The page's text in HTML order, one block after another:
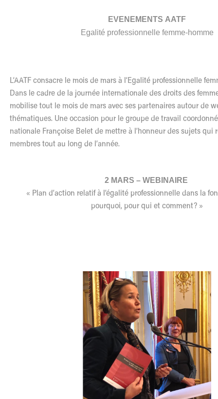
EVENEMENTS AATF
Egalité professionnelle femme-homme
L‘AATF consacre le mois de mars à ‘Egalité professionnelle
Dans le cadre de la journée internationale des droits des
mobilise tout le mois de mars avec ses partenaires autour de
thématiques. Une occasion pour le groupe de travail
nationale Françoise Belet de mettre à ’honneur des sujets qui
membres tout au long de ’année.
2 MARS – WEBINAIRE
« Plan d’action relatif à ’égalité professionnelle dans la
pourquoi, pour qui et comment? »